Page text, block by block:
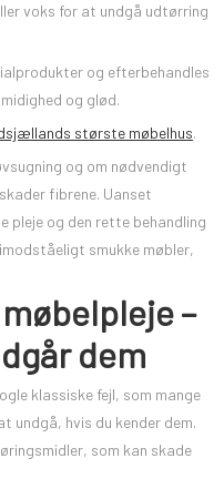
voks for at undgå udtørring
og efterbehandles
og glød.
største møbelhus.
og om nødvendigt
fibrene. Uanset
og den rette behandling
smukke møbler,
–
dem
klassiske fejl, som mange
undgå, hvis du kender dem.
som kan skade